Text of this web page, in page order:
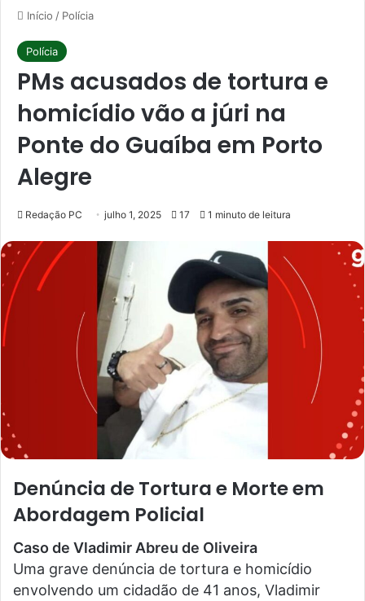
Início / Polícia
Polícia
PMs acusados de tortura e
homicídio vão a júri na
Ponte do Guaíba em Porto
Alegre
Redação PC julho 1, 2025 17 1 minuto de leitura
Denúncia de Tortura e Morte em
Abordagem Policial
Caso de Vladimir Abreu de Oliveira
Uma grave denúncia de tortura e homicídio
envolvendo um cidadão de 41 anos, Vladimir